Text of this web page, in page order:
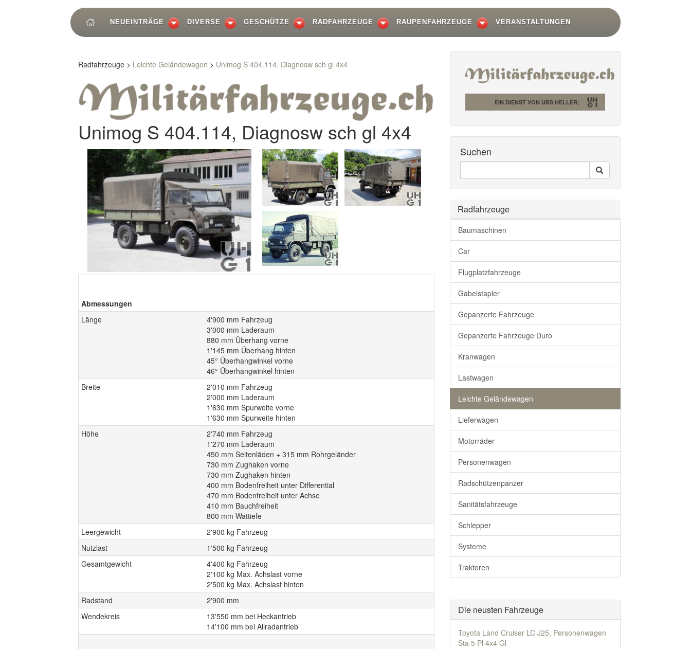
NEUEINTRÄGE DIVERSE GESCHÜTZE RADFAHRZEUGE RAUPENFAHRZEUGE VERANSTALTUNGEN
Radfahrzeuge > Leichte Geländewagen > Unimog S 404.114, Diagnosw sch gl 4x4
Unimog S 404.114, Diagnosw sch gl 4x4
Abmessungen
Länge
4'900 mm Fahrzeug
3'000 mm Laderaum
880 mm Überhang vorne
1'145 mm Überhang hinten
45° Überhangwinkel vorne
46° Überhangwinkel hinten
Breite
2'010 mm Fahrzeug
2'000 mm Laderaum
1'630 mm Spurweite vorne
1'630 mm Spurweite hinten
Höhe
2'740 mm Fahrzeug
1'270 mm Laderaum
450 mm Seitenläden + 315 mm Rohrgeländer
730 mm Zughaken vorne
730 mm Zughaken hinten
400 mm Bodenfreiheit unter Differential
470 mm Bodenfreiheit unter Achse
410 mm Bauchfreiheit
800 mm Wattiefe
Leergewicht
2'900 kg Fahrzeug
Nutzlast
1'500 kg Fahrzeug
Gesamtgewicht
4'400 kg Fahrzeug
2'100 kg Max. Achslast vorne
2'500 kg Max. Achslast hinten
Radstand
2'900 mm
Wendekreis
13'550 mm bei Heckantrieb
14'100 mm bei Allradantrieb
EIN DIENST VON URS HELLER;
Suchen
Durchsuchen
Search
Radfahrzeuge
Baumaschinen
Car
Flugplatzfahrzeuge
Gabelstapler
Gepanzerte Fahrzeuge
Gepanzerte Fahrzeuge Duro
Kranwagen
Lastwagen
Leichte Geländewagen
Lieferwagen
Motorräder
Personenwagen
Radschützenpanzer
Sanitätsfahrzeuge
Schlepper
Systeme
Traktoren
Die neusten Fahrzeuge
Toyota Land Cruiser LC J25, Personenwagen
Sta 5 Pl 4x4 Gl